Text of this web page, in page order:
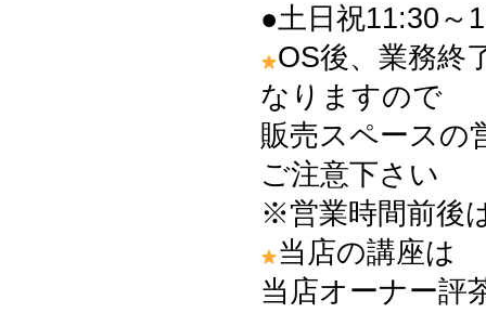
●土日祝11:30～
OS後、業務終
なりますので
販売スペースの
ご注意下さい
※営業時間前後
当店の講座は
当店オーナー評